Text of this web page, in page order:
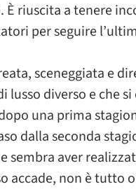
riuscita a tenere
per seguire
sceneggiata e
diverso e che
una prima
dalla seconda
sembra aver
accade, non è tutto